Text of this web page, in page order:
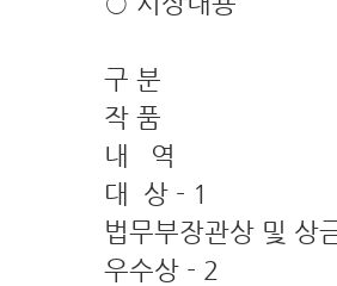
구 분
작 품
내 역
대 상 - 1
법무부장관상 및 상
우수상 - 2